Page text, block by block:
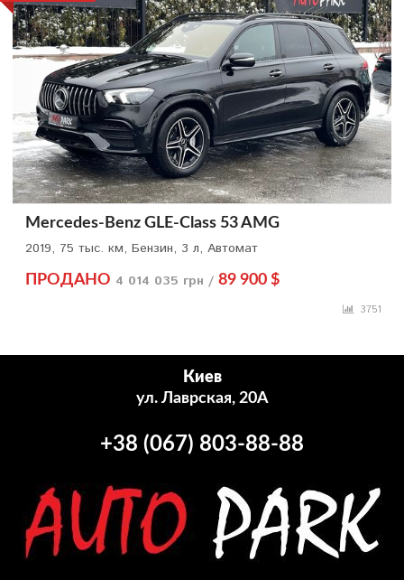
Mercedes-Benz GLE-Class 53 AMG
2019, 75 тыс. км, Бензин, 3 л, Автомат
ПРОДАНО 4 014 035 грн / 89 900 $
3751
Киев
ул. Лаврская, 20А
+38 (067) 803-88-88